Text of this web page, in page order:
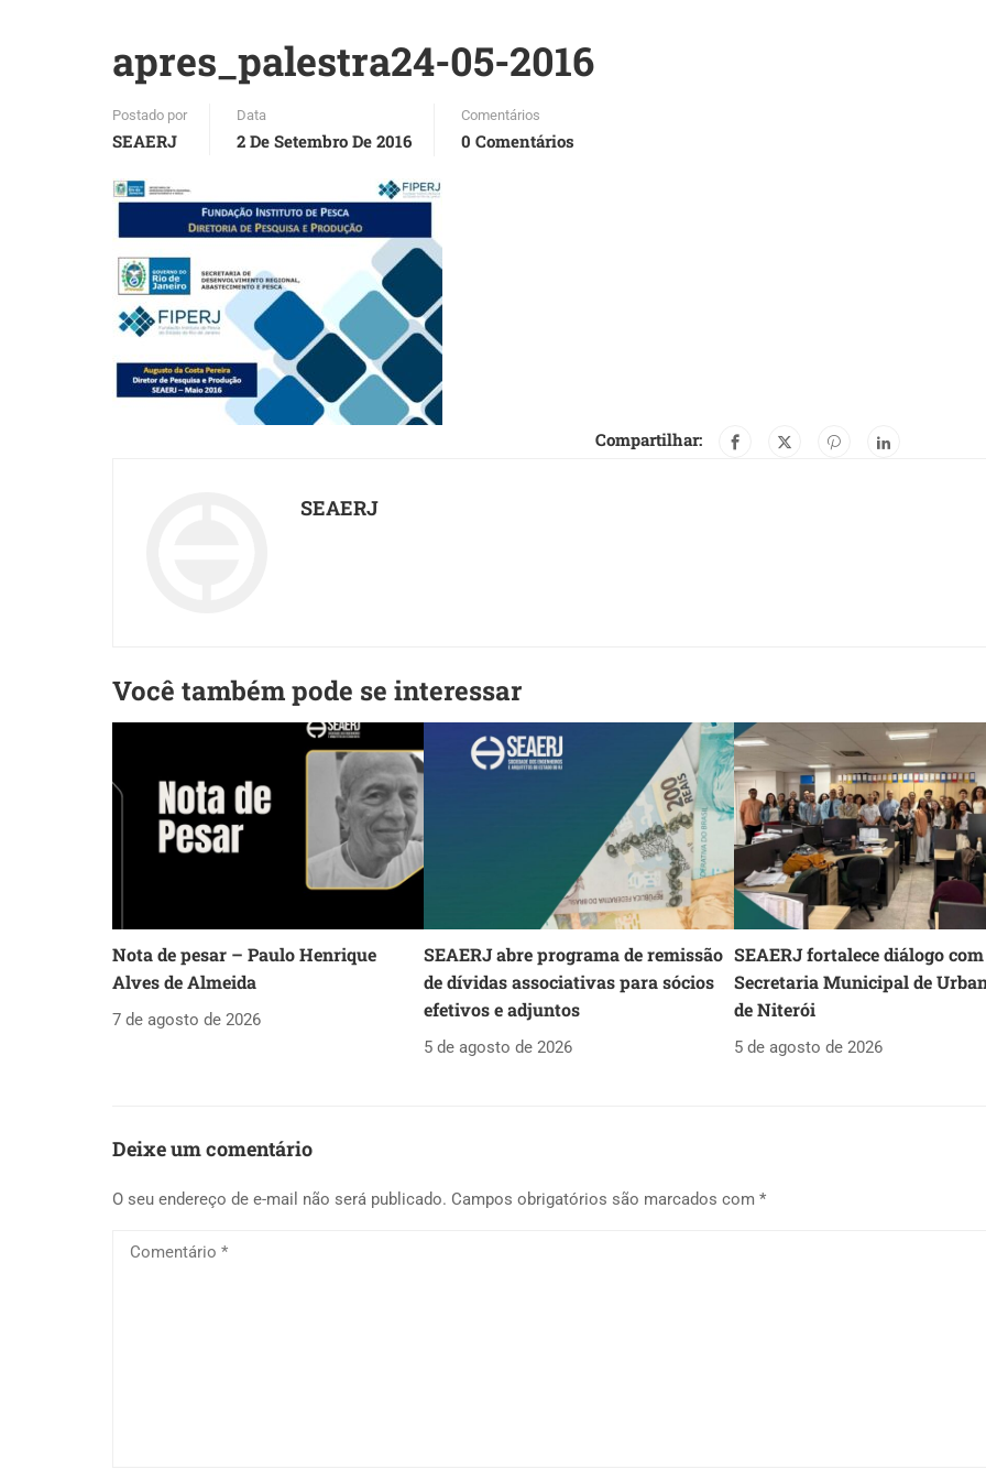
apres_palestra24-05-2016
Postado por
SEAERJ
Data
2 De Setembro De 2016
Comentários
0 Comentários
Compartilhar:
SEAERJ
Você também pode se interessar
Nota de pesar – Paulo Henrique
Alves de Almeida
7 de agosto de 2026
SEAERJ abre programa de remissão
de dívidas associativas para sócios
efetivos e adjuntos
5 de agosto de 2026
SEAERJ fortalece diálogo
Secretaria Municipal de
de Niterói
5 de agosto de 2026
Deixe um comentário
O seu endereço de e-mail não será publicado. Campos obrigatórios são marcados com *